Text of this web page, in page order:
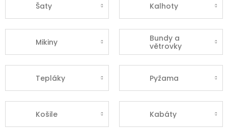
Šaty Kalhoty
Mikiny
Bundy a
větrovky
Tepláky Pyžama
Košile Kabáty